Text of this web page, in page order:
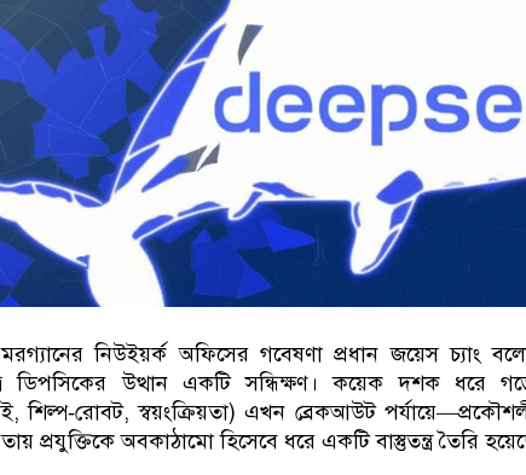
নিউইয়র্ক অফিসের গবেষণা প্রধান জয়েস চ্যাং
ডিপসিকের উত্থান একটি সন্ধিক্ষণ। কয়েক দশক ধরে
,শিল্প‑রোবট,স্বয়ংক্রিয়তা) এখন ব্রেকআউট পর্যায়ে—
প্রযুক্তিকে অবকাঠামো হিসেবে ধরে একটি বাস্তুতন্ত্র তৈরি